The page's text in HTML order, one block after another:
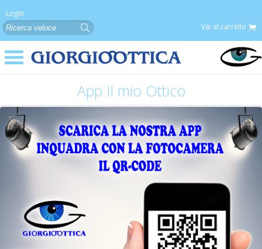
Login
Vai al carrello
App Il mio Ottico